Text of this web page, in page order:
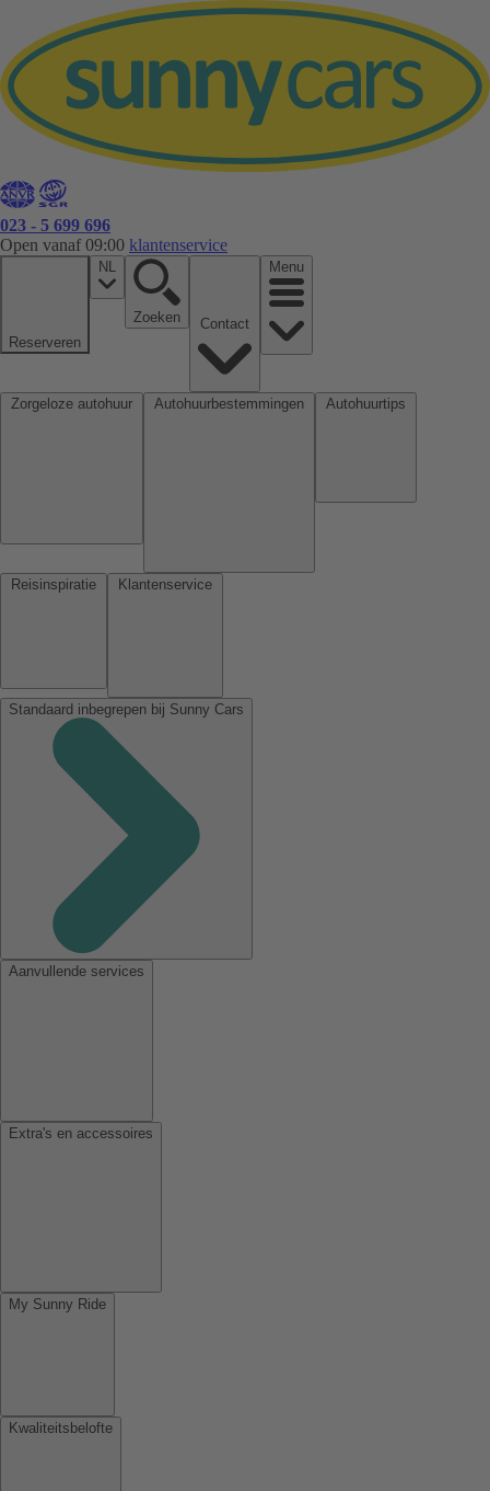
023 - 5 699 696
Open vanaf 09:00 klantenservice
Reserveren
NL
Zoeken
Menu
Standaard inbegrepen bij Sunny Cars
Aanvullende services
Extra's en accessoires
My Sunny Ride
Kwaliteitsbelofte